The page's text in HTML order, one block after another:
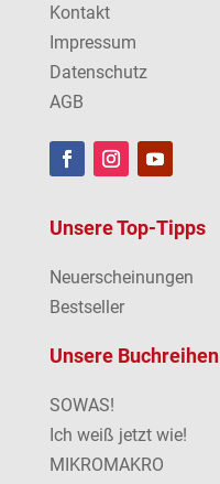
Kontakt
Impressum
Datenschutz
AGB
Unsere Top-Tipps
Neuerscheinungen
Bestseller
Unsere Buchreihen
SOWAS!
Ich weiß jetzt wie!
MIKROMAKRO